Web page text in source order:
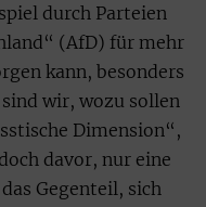
durch Parteien
(AfD) für mehr
kann, besonders
wir, wozu sollen
Dimension“,
davor, nur eine
Gegenteil, sich